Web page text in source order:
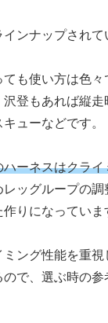
ンナップされて
も使い方は色々
登もあれば縦
ューなどです。
ハーネスはクラ
レッグループの
りになっていま
ング性能を重視
で、選ぶ時の